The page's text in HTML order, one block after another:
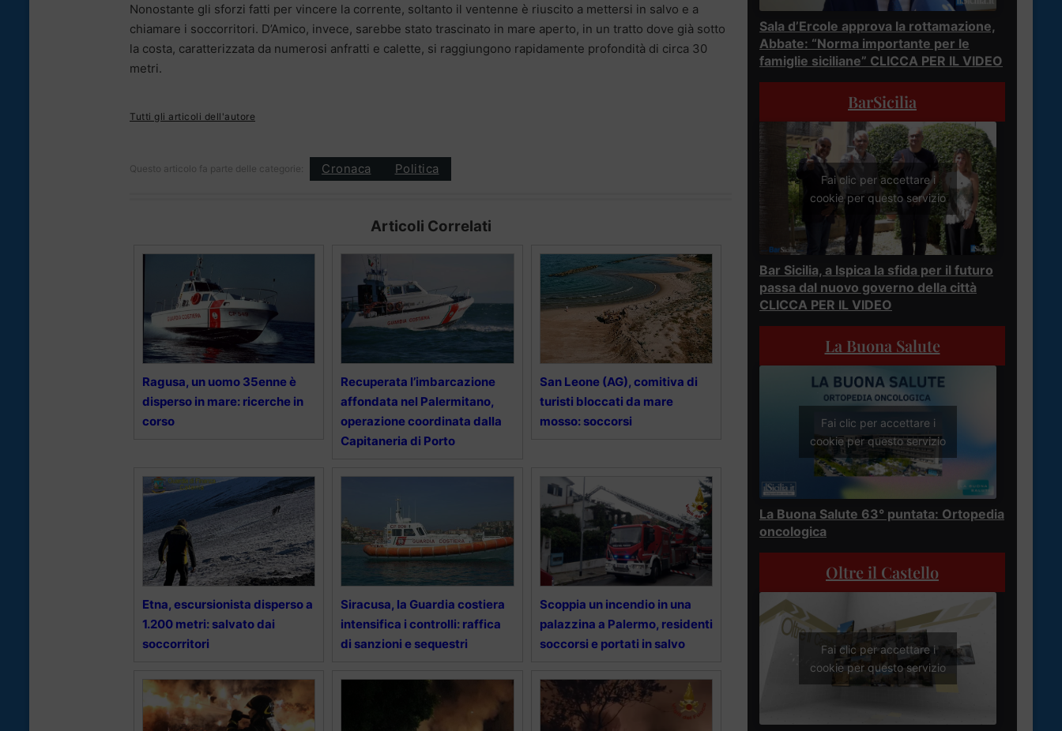
Nonostante gli sforzi fatti per vincere la corrente, soltanto il ventenne è riuscito a mettersi in salvo e a
chiamare i soccorritori. D’Amico, invece, sarebbe stato trascinato in mare aperto, in un tratto dove già sotto
la costa, caratterizzata da numerosi anfratti e calette, si raggiungono rapidamente profondità di circa 30
metri.
Tutti gli articoli dell'autore
Questo articolo fa parte delle categorie: Cronaca Politica
Articoli Correlati
Ragusa, un uomo 35enne è
disperso in mare: ricerche in
corso
Recuperata l’imbarcazione
affondata nel Palermitano,
operazione coordinata dalla
Capitaneria di Porto
San Leone (AG), comitiva di
turisti bloccati da mare
mosso: soccorsi
Etna, escursionista disperso a
1.200 metri: salvato dai
soccorritori
Siracusa, la Guardia costiera
intensifica i controlli: raffica
di sanzioni e sequestri
Scoppia un incendio in una
palazzina a Palermo, residenti
soccorsi e portati in salvo
Sala d’Ercole approva la rottamazione,
Abbate: “Norma importante per le
famiglie siciliane” CLICCA PER IL VIDEO
BarSicilia
Fai clic per accettare i
cookie per questo servizio
Bar Sicilia, a Ispica la sfida per il futuro
passa dal nuovo governo della città
CLICCA PER IL VIDEO
La Buona Salute
Fai clic per accettare i
cookie per questo servizio
La Buona Salute 63° puntata: Ortopedia
oncologica
Oltre il Castello
Fai clic per accettare i
cookie per questo servizio